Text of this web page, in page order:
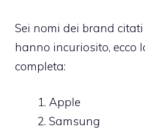
Sei nomi dei brand
hanno incuriosito, ecco
completa:
Apple
Samsung